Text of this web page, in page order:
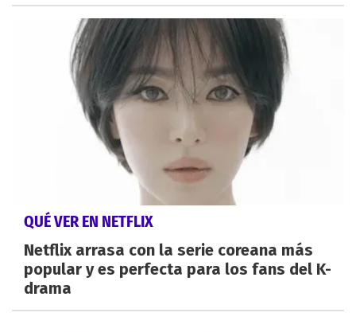
QUÉ VER EN NETFLIX
Netflix arrasa con la serie coreana más
popular y es perfecta para los fans del K-
drama